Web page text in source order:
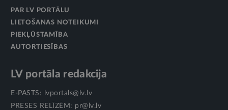
PAR LV PORTĀLU
LIETOŠANAS NOTEIKUMI
PIEKĻŪSTAMĪBA
AUTORTIESĪBAS
LV portāla redakcija
E-PASTS:
lvportals@lv.lv
PRESES RELĪZĒM: pr@lv.lv